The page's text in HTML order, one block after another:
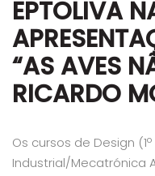
EPTOLIVA
“AS AVES
RICARDO
Os cursos de Design
Industrial/Mecatrónica